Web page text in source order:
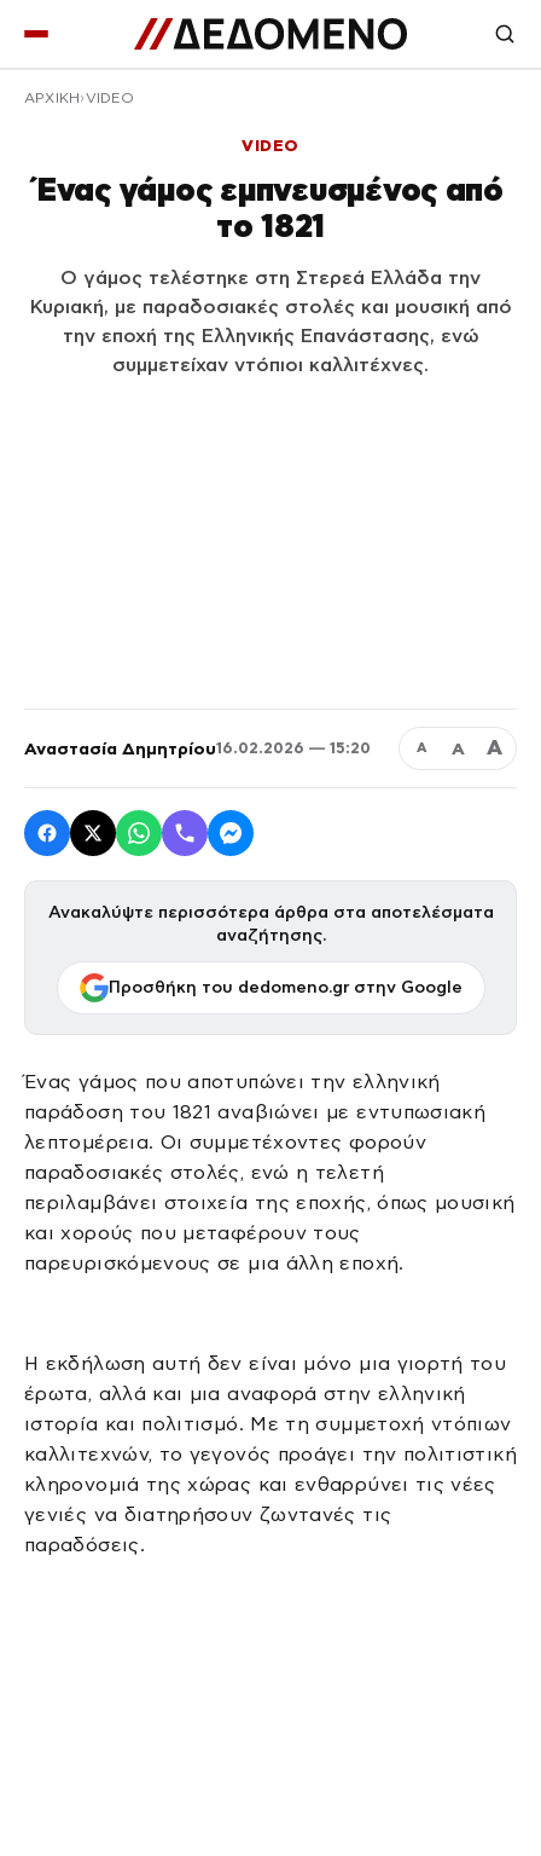
ΑΡΧΙΚΉ VIDEO
VIDEO
Ένας γάμος εμπνευσμένος από
το 1821
Ο γάμος τελέστηκε στη Στερεά Ελλάδα την
Κυριακή, με παραδοσιακές στολές και μουσική από
την εποχή της Ελληνικής Επανάστασης, ενώ
συμμετείχαν ντόπιοι καλλιτέχνες.
Αναστασία Δημητρίου16.02.2026 — 15:20 Α Α Α
Ανακαλύψτε περισσότερα άρθρα στα αποτελέσματα
αναζήτησης.
Προσθήκη του dedomeno.gr στην Google
Ένας γάμος που αποτυπώνει την ελληνική
παράδοση του 1821 αναβιώνει με εντυπωσιακή
λεπτομέρεια. Οι συμμετέχοντες φορούν
παραδοσιακές στολές, ενώ η τελετή
περιλαμβάνει στοιχεία της εποχής, όπως μουσική
και χορούς που μεταφέρουν τους
παρευρισκόμενους σε μια άλλη εποχή.
Η εκδήλωση αυτή δεν είναι μόνο μια γιορτή του
έρωτα, αλλά και μια αναφορά στην ελληνική
ιστορία και πολιτισμό. Με τη συμμετοχή ντόπιων
καλλιτεχνών, το γεγονός προάγει την πολιτιστική
κληρονομιά της χώρας και ενθαρρύνει τις νέες
γενιές να διατηρήσουν ζωντανές τις
παραδόσεις.